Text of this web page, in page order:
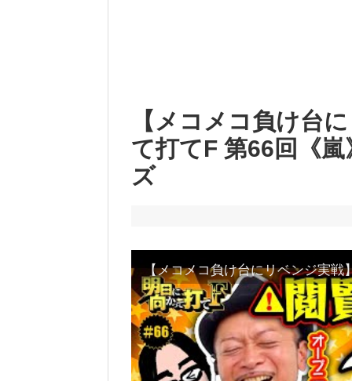
【メコメコ負け台
て打てF 第66回《
ズ